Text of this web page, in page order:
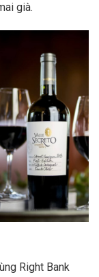
già.
Right Bank